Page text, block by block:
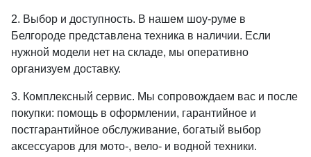
2. Выбор и доступность. В нашем шоу-руме в
Белгороде представлена техника в наличии. Если
нужной модели нет на складе, мы оперативно
организуем доставку.
3. Комплексный сервис. Мы сопровождаем вас и после
покупки: помощь в оформлении, гарантийное и
постгарантийное обслуживание, богатый выбор
аксессуаров для мото-, вело- и водной техники.